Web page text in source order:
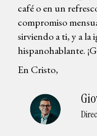
café o en un
compromiso
sirviendo a ti, y a la
hispanohablante.
En Cristo,